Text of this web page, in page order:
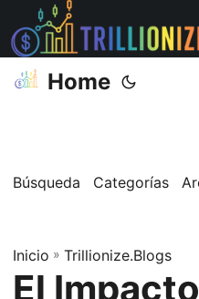
Home
Búsqueda Categorías
Inicio » Trillionize.Blogs
El